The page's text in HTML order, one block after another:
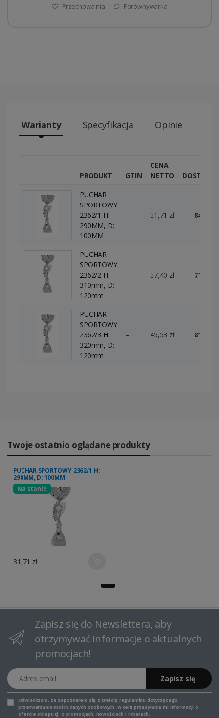
Przechowalnia Porównywarka
Warianty Specyfikacja Opinie
PRODUKT GTIN
CENA
NETTO
PUCHAR
SPORTOWY
2362/1 H:
290MM, D:
100MM
– 31,71 zł 84 szt.
PUCHAR
SPORTOWY
2362/2 H:
310mm, D:
120mm
– 37,40 zł 71 szt.
PUCHAR
SPORTOWY
2362/3 H:
320mm, D:
120mm
– 45,53 zł 81 szt.
Twoje ostatnio oglądane produkty
PUCHAR SPORTOWY 2362/1 H:
290MM, D: 100MM
Na stanie
31,71 zł
Zapisz się do Newslettera, aby
otrzymywać informacje o aktualnych
promocjach!
Adres email
Zapisz się
Oświadczam, że zapoznałem się z treścią regulaminu dotyczącego
przetwarzania moich danych osobowych, w celu przesyłania mi informacji o
ofercie sklepu tj. o promocjach, nowościach i rabatach.